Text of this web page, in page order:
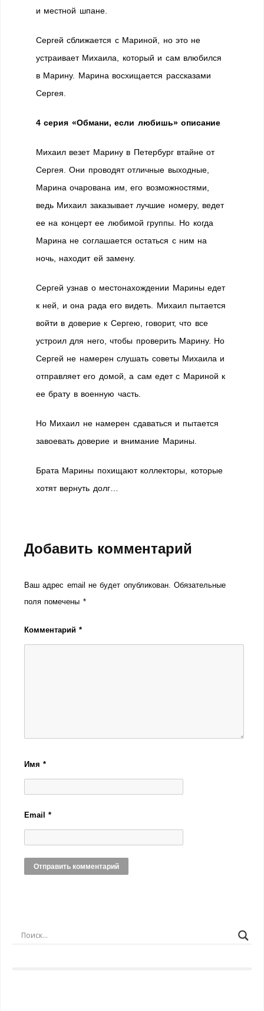
и местной шпане.
Сергей сближается с Мариной, но это не
устраивает Михаила, который и сам влюбился
в Марину. Марина восхищается рассказами
Сергея.
4 серия «Обмани, если любишь» описание
Михаил везет Марину в Петербург втайне от
Сергея. Они проводят отличные выходные,
Марина очарована им, его возможностями,
ведь Михаил заказывает лучшие номеру, ведет
ее на концерт ее любимой группы. Но когда
Марина не соглашается остаться с ним на
ночь, находит ей замену.
Сергей узнав о местонахождении Марины едет
к ней, и она рада его видеть. Михаил пытается
войти в доверие к Сергею, говорит, что все
устроил для него, чтобы проверить Марину. Но
Сергей не намерен слушать советы Михаила и
отправляет его домой, а сам едет с Мариной к
ее брату в военную часть.
Но Михаил не намерен сдаваться и пытается
завоевать доверие и внимание Марины.
Брата Марины похищают коллекторы, которые
хотят вернуть долг…
Добавить комментарий
Ваш адрес email не будет опубликован. Обязательные
поля помечены *
Комментарий*
Имя*
Email*